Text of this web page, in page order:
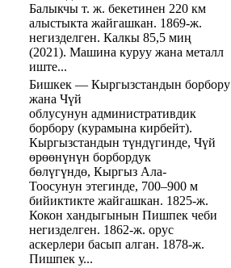
Балыкчы т. ж. бекетинен 220 км
алыстыкта жайгашкан. 1869-ж.
негизделген. Калкы 85,5 миң
(2021). Машина куруу жана металл
иште...
Бишкек — Кыргызстандын борбору
жана Чүй
облусунун административдик
борбору (курамына кирбейт).
Кыргызстандын түндүгинде, Чүй
өрөөнүнүн борбордук
бөлүгүндө, Кыргыз Ала-
Тоосунун этегинде, 700–900 м
бийиктикте жайгашкан. 1825-ж.
Кокон хандыгынын Пишпек чеби
негизделген. 1862-ж. орус
аскерлери басып алган. 1878-ж.
Пишпек у...